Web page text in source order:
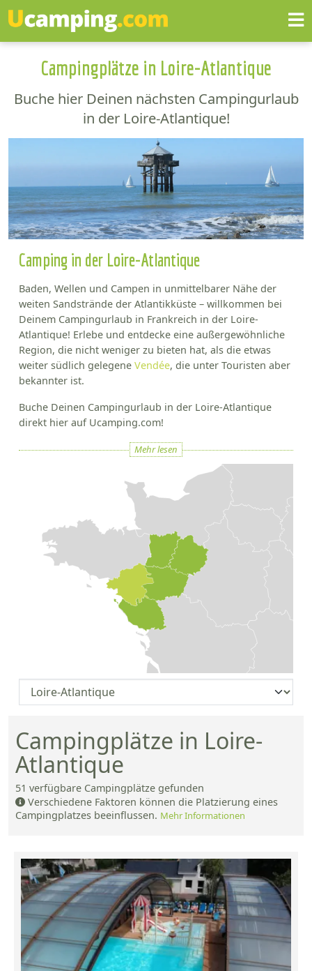
Campingplätze in Loire-Atlantique
Buche hier Deinen nächsten Campingurlaub
in der Loire-Atlantique!
Camping in der Loire-Atlantique
Baden, Wellen und Campen in unmittelbarer Nähe der
weiten Sandstrände der Atlantikküste – willkommen bei
Deinem Campingurlaub in Frankreich in der Loire-
Atlantique! Erlebe und entdecke eine außergewöhnliche
Region, die nicht weniger zu bieten hat, als die etwas
weiter südlich gelegene Vendée, die unter Touristen aber
bekannter ist.
Buche Deinen Campingurlaub in der Loire-Atlantique
direkt hier auf Ucamping.com!
Mehr lesen
Campingplätze in Loire-
Atlantique
51 verfügbare Campingplätze gefunden
Verschiedene Faktoren können die Platzierung eines
Campingplatzes beeinflussen. Mehr Informationen